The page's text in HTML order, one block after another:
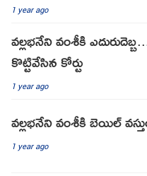
1 year ago
వల్లభనేని వంశీకి
కొట్టివేసిన కోర్టు
1 year ago
వల్లభనేని వంశీకి బెయిల్
1 year ago